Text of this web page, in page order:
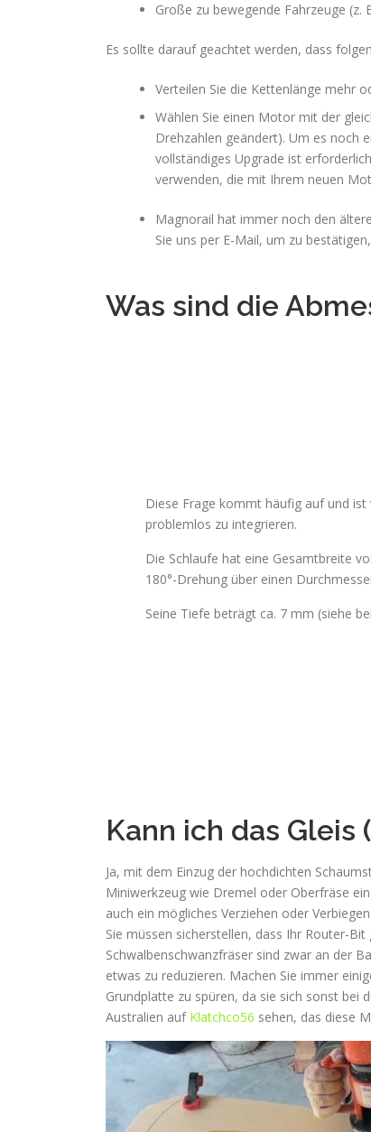
Große zu bewegende Fahrzeuge
Es sollte darauf geachtet werden, dass
Verteilen Sie die Kettenlänge mehr
Wählen Sie einen Motor mit der
Drehzahlen geändert). Um es noch
vollständiges Upgrade ist
verwenden, die mit Ihrem neuen
Magnorail hat immer noch den
Sie uns per E-Mail, um zu
Was sind die
Diese Frage kommt häufig auf und
problemlos zu integrieren.
Die Schlaufe hat eine Gesamtbreite
180°-Drehung über einen
Seine Tiefe beträgt ca. 7 mm (siehe
Kann ich das
Ja, mit dem Einzug der hochdichten
Miniwerkzeug wie Dremel oder Oberfräse
auch ein mögliches Verziehen oder
Sie müssen sicherstellen, dass Ihr Router-
Schwalbenschwanzfräser sind zwar an der
etwas zu reduzieren. Machen Sie immer
Grundplatte zu spüren, da sie sich sonst bei
Australien auf Klatchco56 sehen, das diese